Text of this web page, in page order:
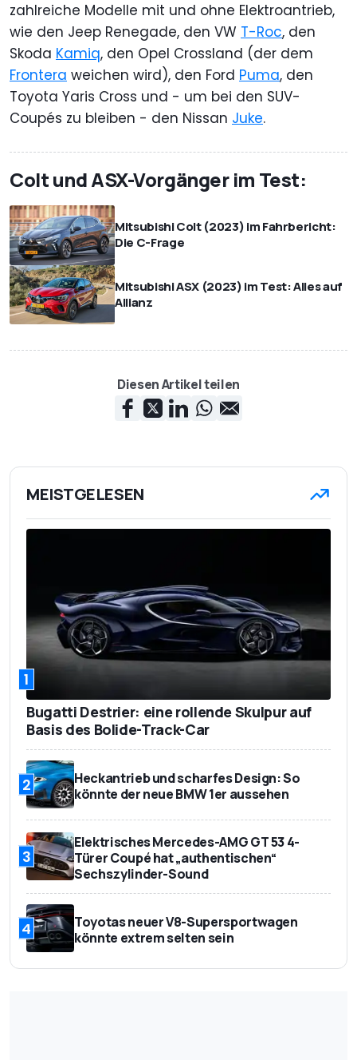
zahlreiche Modelle mit und ohne Elektroantrieb,
wie den Jeep Renegade, den VW T-Roc, den
Skoda Kamiq, den Opel Crossland (der dem
Frontera weichen wird), den Ford Puma, den
Toyota Yaris Cross und - um bei den SUV-
Coupés zu bleiben - den Nissan Juke.
Colt und ASX-Vorgänger im Test:
Mitsubishi Colt (2023) im Fahrbericht:
Die C-Frage
Mitsubishi ASX (2023) im Test: Alles auf
Allianz
Diesen Artikel teilen
MEISTGELESEN
1
Bugatti Destrier: eine rollende Skulpur auf
Basis des Bolide-Track-Car
2
Heckantrieb und scharfes Design: So
könnte der neue BMW 1er aussehen
3
Elektrisches Mercedes-AMG GT 53 4-
Türer Coupé hat „authentischen“
Sechszylinder-Sound
4
Toyotas neuer V8-Supersportwagen
könnte extrem selten sein